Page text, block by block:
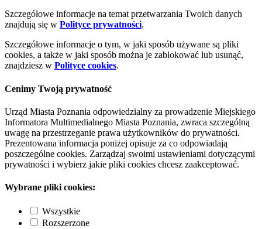
Szczegółowe informacje na temat przetwarzania Twoich danych
znajdują się w Polityce prywatności.
Szczegółowe informacje o tym, w jaki sposób używane są pliki
cookies, a także w jaki sposób można je zablokować lub usunąć,
znajdziesz w Polityce cookies.
Cenimy Twoją prywatność
Urząd Miasta Poznania odpowiedzialny za prowadzenie Miejskiego
Informatora Multimedialnego Miasta Poznania, zwraca szczególną
uwagę na przestrzeganie prawa użytkowników do prywatności.
Prezentowana informacja poniżej opisuje za co odpowiadają
poszczególne cookies. Zarządzaj swoimi ustawieniami dotyczącymi
prywatności i wybierz jakie pliki cookies chcesz zaakceptować.
Wybrane pliki cookies:
Wszystkie
Rozszerzone